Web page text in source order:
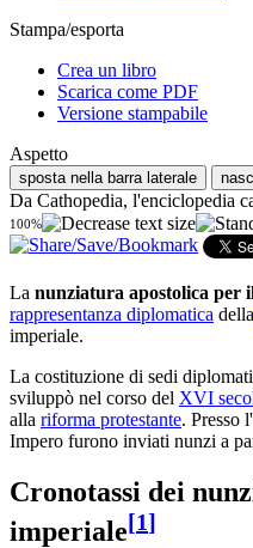
Stampa/esporta
Crea un libro
Scarica come PDF
Versione stampabile
Aspetto
sposta nella barra laterale
Da Cathopedia, l'enciclopedia
100%
La nunziatura apostolica per
rappresentanza diplomatica della
imperiale.
La costituzione di sedi
sviluppò nel corso del XVI
alla riforma protestante. Presso
Impero furono inviati nunzi a
Cronotassi dei
imperiale[1]